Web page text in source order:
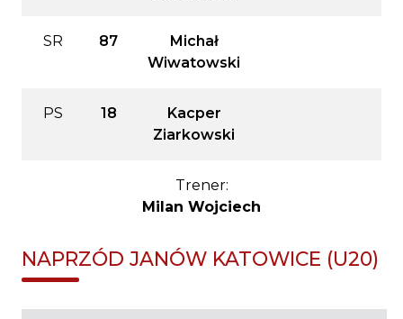
SR 87
Michał
Wiwatowski
PS 18
Kacper
Ziarkowski
Trener:
Milan Wojciech
NAPRZÓD JANÓW KATOWICE (U20)